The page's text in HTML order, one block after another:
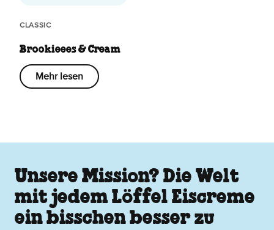
CLASSIC
Brookieees & Cream
Mehr lesen
Unsere Mission? Die Welt
mit jedem Löffel Eiscreme
ein bisschen besser zu